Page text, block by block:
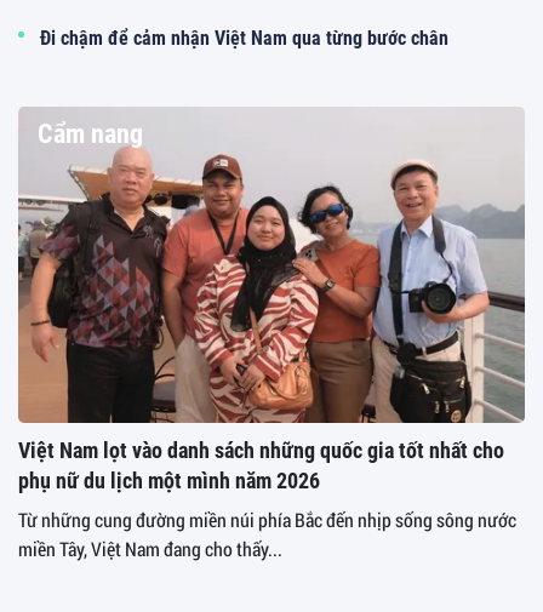
Đi chậm để cảm nhận Việt Nam qua từng bước chân
Cẩm nang
Việt Nam lọt vào danh sách những quốc gia tốt nhất cho
phụ nữ du lịch một mình năm 2026
Từ những cung đường miền núi phía Bắc đến nhịp sống sông nước
miền Tây, Việt Nam đang cho thấy...